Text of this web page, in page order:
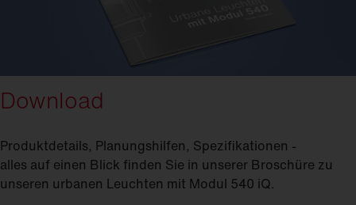
Download
Produktdetails, Planungshilfen, Spezifikationen -
alles auf einen Blick finden Sie in unserer Broschüre zu
unseren urbanen Leuchten mit Modul 540 iQ.